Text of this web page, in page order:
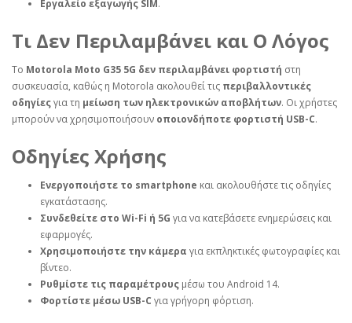
Εργαλείο εξαγωγής SIM.
Τι Δεν Περιλαμβάνει και Ο Λόγος
Το Motorola Moto G35 5G δεν περιλαμβάνει φορτιστή στη
συσκευασία, καθώς η Motorola ακολουθεί τις περιβαλλοντικές
οδηγίεςγια τη μείωση των ηλεκτρονικών αποβλήτων. Οι χρήστες
μπορούν να χρησιμοποιήσουν οποιονδήποτε φορτιστή USB-C.
Οδηγίες Χρήσης
Ενεργοποιήστε το smartphone και ακολουθήστε τις οδηγίες
εγκατάστασης.
Συνδεθείτε στο Wi-Fi ή 5G για να κατεβάσετε ενημερώσεις και
εφαρμογές.
Χρησιμοποιήστε την κάμερα για εκπληκτικές φωτογραφίες και
βίντεο.
Ρυθμίστε τις παραμέτρους μέσω του Android 14.
Φορτίστε μέσω USB-C για γρήγορη φόρτιση.